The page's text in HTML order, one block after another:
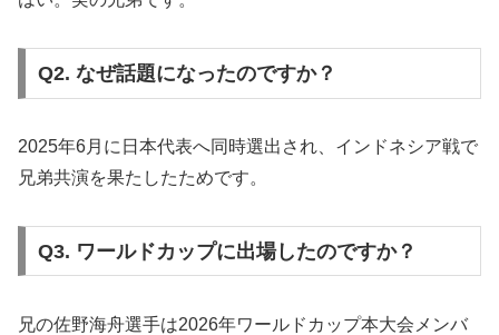
Q2. なぜ話題になったのですか？
2025年6月に日本代表へ同時選出され、インドネシア戦で
兄弟共演を果たしたためです。
Q3. ワールドカップに出場したのですか？
兄の佐野海舟選手は2026年ワールドカップ本大会メンバ